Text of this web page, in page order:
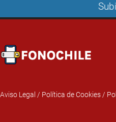
Aviso Legal / Política de Cookies /